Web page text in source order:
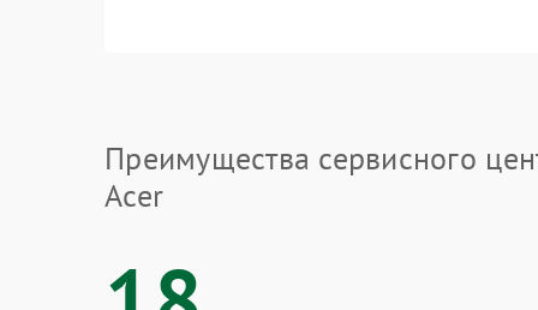
Преимущества сервисного
Acer